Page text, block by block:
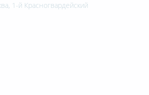
1-й Красногвардейский